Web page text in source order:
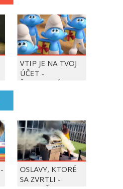
VTIP JE NA TVOJ
ÚČET -
ŠMOULOVÉ
OSLAVY, KTORÉ
SA ZVRTLI -